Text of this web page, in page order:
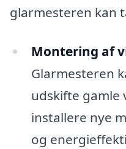
glarmesteren kan
Montering af
Glarmesteren
udskifte gamle
installere nye
og